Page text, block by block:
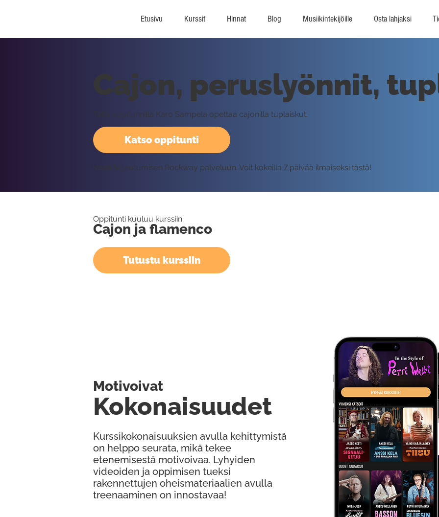
Etusivu Kurssit Hinnat Blog Musiikintekijöille Osta lahjaksi
Katso oppitunti
Cajon, peruslyönnit,
Tällä oppitunnilla Karo Sampela opettaa cajonilla tuplaiskut.
Vaatii kirjautumisen Rockway palveluun. Voit kokeilla 7 päivää ilmaiseksi tästä!
Oppitunti kuuluu kurssiin
Cajon ja flamenco
Tutustu kurssiin
Kurssikokonaisuuksien avulla kehittymistä
on helppo seurata, mikä tekee
etenemisestä motivoivaa. Lyhyiden
videoiden ja oppimisen tueksi
rakennettujen oheismateriaalien avulla
treenaaminen on innostavaa!
Kokonaisuudet
Motivoivat